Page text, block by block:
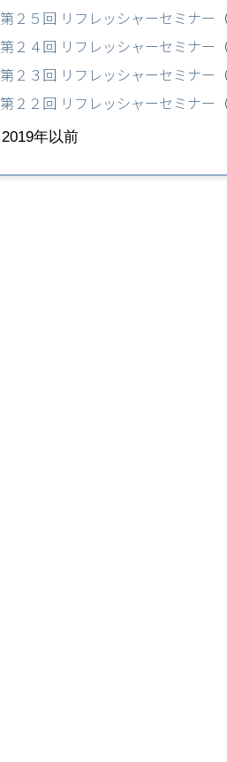
第２５回 リフレッシャーセミナー
第２４回 リフレッシャーセミナー
第２３回 リフレッシャーセミナー
第２２回 リフレッシャーセミナー
2019年以前